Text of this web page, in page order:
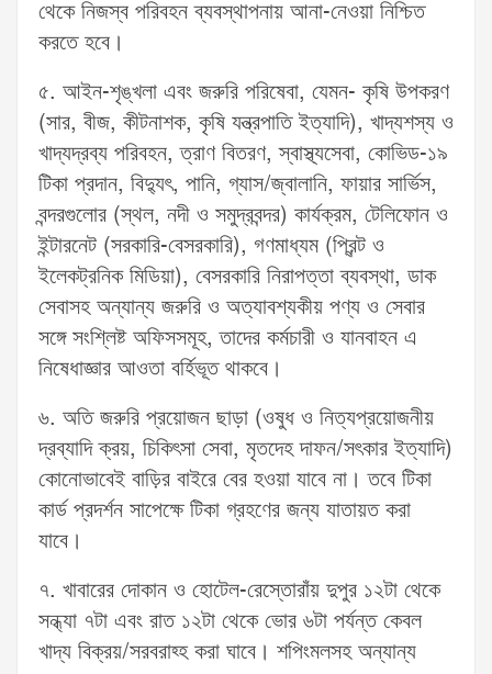
থেকে নিজস্ব পরিবহন ব্যবস্থাপনায় আনা-নেওয়া নিশ্চিত
করতে হবে।
৫. আইন-শৃঙ্খলা এবং জরুরি পরিষেবা, যেমন- কৃষি উপকরণ
(সার, বীজ, কীটনাশক, কৃষি যন্ত্রপাতি ইত্যাদি), খাদ্যশস্য ও
খাদ্যদ্রব্য পরিবহন, ত্রাণ বিতরণ, স্বাস্থ্যসেবা, কোভিড-১৯
টিকা প্রদান, বিদ্যুৎ, পানি, গ্যাস/জ্বালানি, ফায়ার সার্ভিস,
বন্দরগুলোর (স্থল, নদী ও সমুদ্রবন্দর) কার্যক্রম, টেলিফোন ও
ইন্টারনেট (সরকারি-বেসরকারি), গণমাধ্যম (প্রিন্ট ও
ইলেকট্রনিক মিডিয়া), বেসরকারি নিরাপত্তা ব্যবস্থা, ডাক
সেবাসহ অন্যান্য জরুরি ও অত্যাবশ্যকীয় পণ্য ও সেবার
সঙ্গে সংশ্লিষ্ট অফিসসমূহ, তাদের কর্মচারী ও যানবাহন এ
নিষেধাজ্ঞার আওতা বর্হিভূত থাকবে।
৬. অতি জরুরি প্রয়োজন ছাড়া (ওষুধ ও নিত্যপ্রয়োজনীয়
দ্রব্যাদি ক্রয়, চিকিৎসা সেবা, মৃতদেহ দাফন/সৎকার ইত্যাদি)
কোনোভাবেই বাড়ির বাইরে বের হওয়া যাবে না। তবে টিকা
কার্ড প্রদর্শন সাপেক্ষে টিকা গ্রহণের জন্য যাতায়ত করা
যাবে।
৭. খাবারের দোকান ও হোটেল-রেস্তোরাঁয় দুপুর ১২টা থেকে
সন্ধ্যা ৭টা এবং রাত ১২টা থেকে ভোর ৬টা পর্যন্ত কেবল
খাদ্য বিক্রয়/সরবরাহ্হ করা ঘাবে। শপিংমলসহ অন্যান্য